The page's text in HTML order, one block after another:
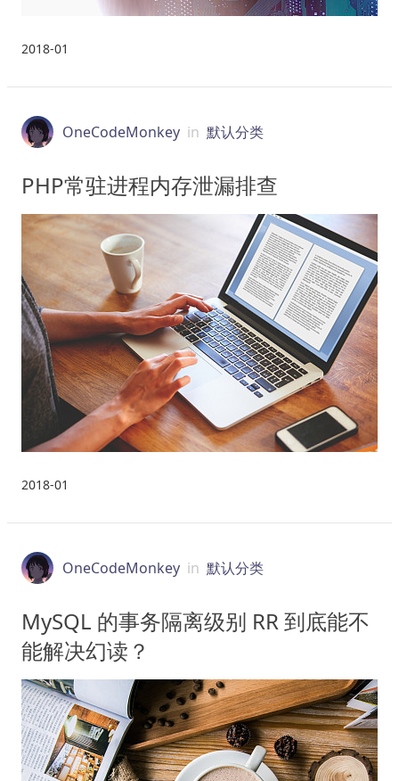
2018-01
OneCodeMonkey in 默认分类
PHP常驻进程内存泄漏排查
2018-01
OneCodeMonkey in 默认分类
MySQL 的事务隔离级别 RR 到底能不
能解决幻读？